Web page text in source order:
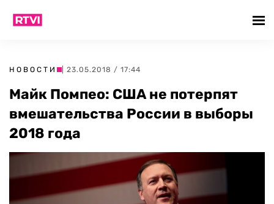
НОВОСТИ | 23.05.2018 / 17:44
Майк Помпео: США не потерпят
вмешательства России в выборы
2018 года